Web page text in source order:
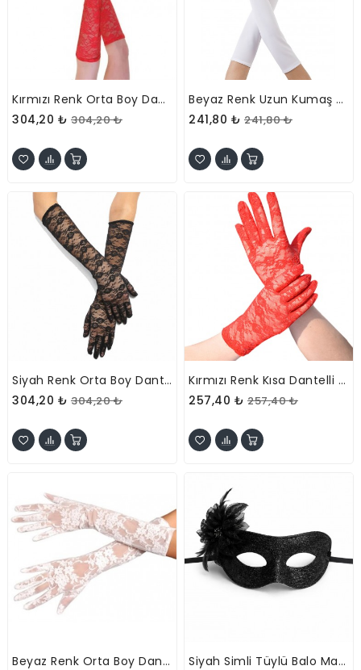
Kırmızı Renk Orta Boy Dantelli Eldiven
304,20 ₺ 304,20 ₺
Beyaz Renk Uzun Kumaş Eldiven 40 Cm
241,80 ₺ 241,80 ₺
Siyah Renk Orta Boy Dantelli Eldiven
304,20 ₺ 304,20 ₺
Kırmızı Renk Kısa Dantelli Eldiven
257,40 ₺ 257,40 ₺
Beyaz Renk Orta Boy Dantelli Eldiven
Siyah Simli Tüylü Balo Maskesi